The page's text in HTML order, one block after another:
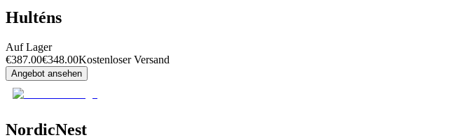
Hulténs
Auf Lager
€387.00€348.00Kostenloser Versand
Angebot ansehen
NordicNest